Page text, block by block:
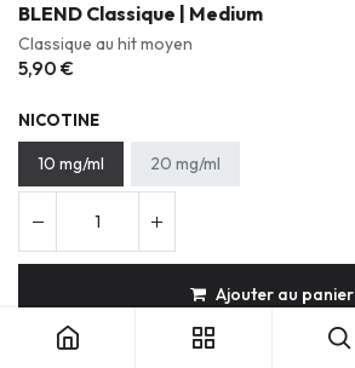
BLEND Classique | Medium
Classique au hit moyen
5,90 €
NICOTINE
10 mg/ml 20 mg/ml
Ajouter au panier